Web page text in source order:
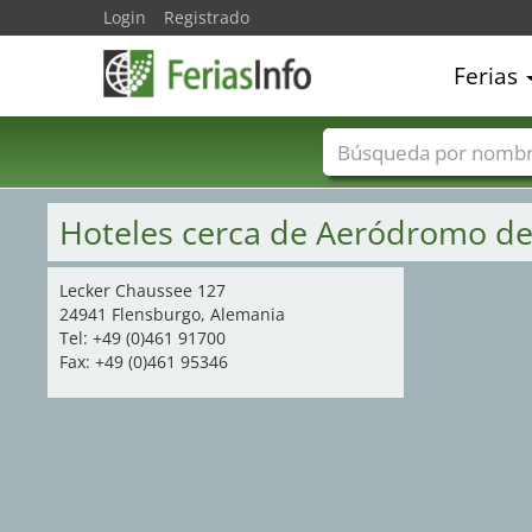
Hoteles cerca de Aeródromo
Lecker Chaussee 127
24941 Flensburgo, Alemania
Tel: +49 (0)461 91700
Fax: +49 (0)461 95346
Login Registrado
Ferias
Nombres de ferias